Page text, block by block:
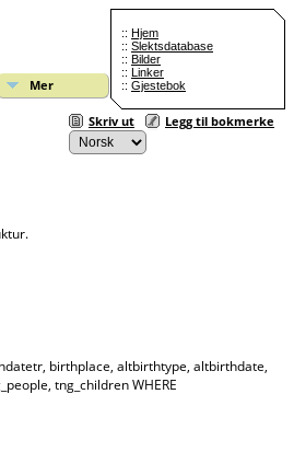
:: Hjem
:: Slektsdatabase
:: Bilder
:: Linker
:: Gjestebok
Mer
Skriv ut Legg til bokmerke
birthplace, altbirthtype, altbirthdate,
tng_children WHERE